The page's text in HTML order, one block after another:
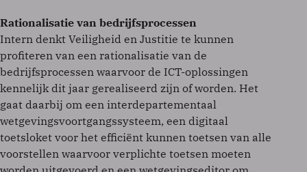
Rationalisatie van bedrijfsprocessen
Intern denkt Veiligheid en Justitie te kunnen
profiteren van een rationalisatie van de
bedrijfsprocessen waarvoor de ICT-oplossingen
kennelijk dit jaar gerealiseerd zijn of worden. Het
gaat daarbij om een interdepartementaal
wetgevingsvoortgangssysteem, een digitaal
toetsloket voor het efficiënt kunnen toetsen van alle
voorstellen waarvoor verplichte toetsen moeten